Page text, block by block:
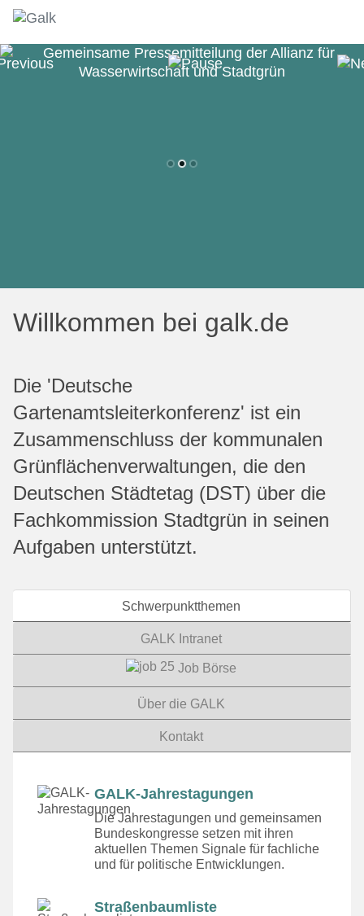
Willkommen bei galk.de
Die 'Deutsche
Gartenamtsleiterkonferenz' ist ein
Zusammenschluss der kommunalen
Grünflächenverwaltungen, die den
Deutschen Städtetag (DST) über die
Fachkommission Stadtgrün in seinen
Aufgaben unterstützt.
Schwerpunktthemen
GALK Intranet
Job Börse
Über die GALK
Kontakt
GALK-Jahrestagungen
Die Jahrestagungen und gemeinsamen
Bundeskongresse setzen mit ihren
aktuellen Themen Signale für fachliche
und für politische Entwicklungen.
Straßenbaumliste